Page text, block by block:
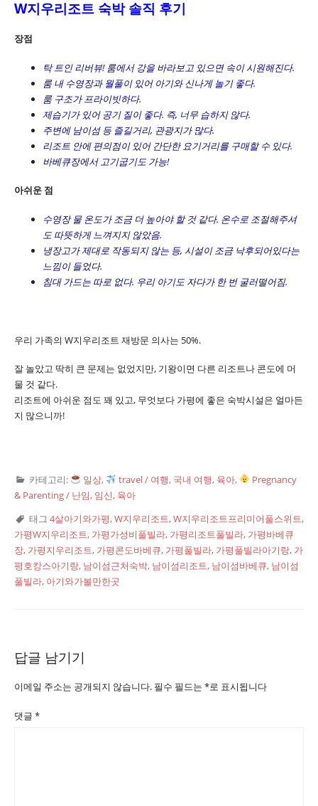
W지우리조트 숙박 솔직 후기
장점
탁 트인 리버뷰! 룸에서 강을 바라보고 있으면 속이 시원해진다.
룸 내 수영장과 월풀이 있어 아기와 신나게 놀기 좋다.
룸 구조가 프라이빗하다.
제습기가 있어 공기 질이 좋다. 즉, 너무 습하지 않다.
주변에 남이섬 등 즐길거리, 관광지가 많다.
리조트 안에 편의점이 있어 간단한 요기거리를 구매할 수 있다.
바베큐장에서 고기굽기도 가능!
아쉬운 점
수영장 물 온도가 조금 더 높아야 할 것 같다. 온수로 조절해주셔
도 따뜻하게 느껴지지 않았음.
냉장고가 제대로 작동되지 않는 등, 시설이 조금 낙후되어있다는
느낌이 들었다.
침대 가드는 따로 없다. 우리 아기도 자다가 한 번 굴러떨어짐.
우리 가족의 W지우리조트 재방문 의사는 50%.
잘 놀았고 딱히 큰 문제는 없었지만, 기왕이면 다른 리조트나 콘도에 머
물 것 같다.
리조트에 아쉬운 점도 꽤 있고, 무엇보다 가평에 좋은 숙박시설은 얼마든
지 많으니까!
카테고리: 일상, travel / 여행, 국내 여행, 육아,
Pregnancy
& Parenting / 난임, 임신, 육아
태그 4살아기와가평,W지우리조트,W지우리조트프리미어풀스위트,
가평W지우리조트, 가평가성비풀빌라, 가평리조트풀빌라, 가평바베큐
장, 가평지우리조트, 가평콘도바베큐, 가평풀빌라, 가평풀빌라아기랑, 가
평호캉스아기랑, 남이섬근처숙박, 남이섬리조트, 남이섬바베큐, 남이섬
풀빌라, 아기와가볼만한곳
답글 남기기
이메일 주소는 공개되지 않습니다. 필수 필드는 *로 표시됩니다
댓글 *